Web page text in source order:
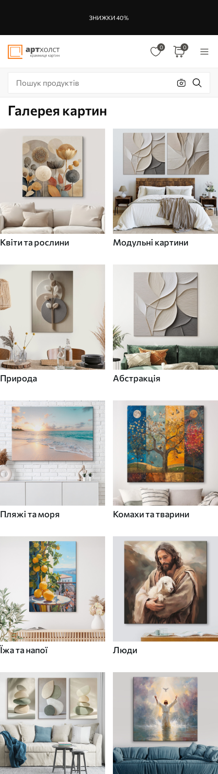
ЗНИЖКИ 40%
0 0
Галерея картин
Квіти та рослини Модульні картини
Природа Абстракція
Пляжі та моря Комахи та тварини
Їжа та напої Люди